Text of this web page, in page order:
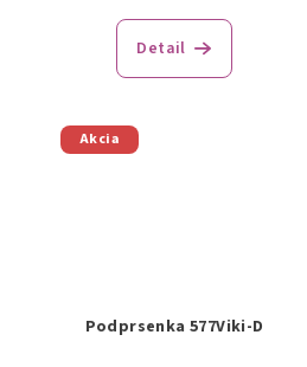
Detail
Akcia
Podprsenka 577Viki-D